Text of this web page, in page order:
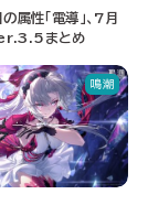
属性「電導」、7月
まとめ
鳴潮